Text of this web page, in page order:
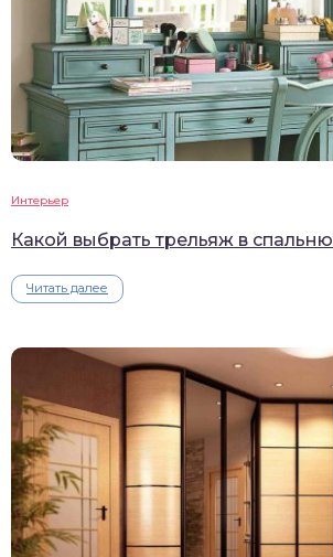
Интерьер
Какой выбрать трельяж в спальню
Читать далее